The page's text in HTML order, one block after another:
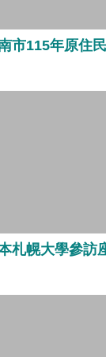
札幌大學參訪